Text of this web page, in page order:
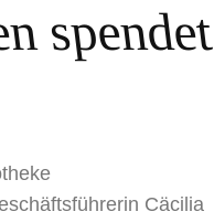
spendet
Cäcilia